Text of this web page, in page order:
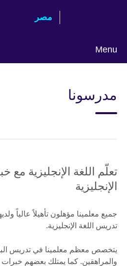
مصر‎
Menu
مدرسونا
تعلّم اللغة الإنجليزية مع
الإنجليزية
جميع معلمينا مؤهلون تأهيلاً عالياً
تدريس اللغة الإنجليزية.
يتخصص معظم معلمينا في تدريس
والمراهقين. كما يمتلك بعضهم